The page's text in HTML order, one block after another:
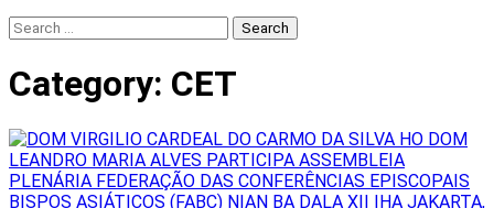
Search
for:
Category: CET